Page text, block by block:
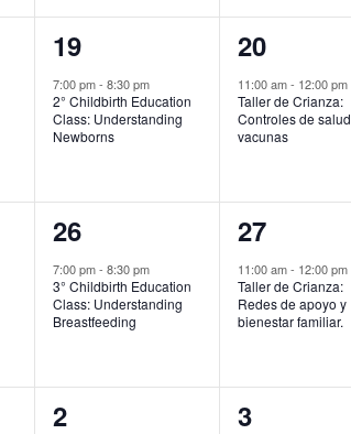
1
evento,
19
7:00 pm- 8:30 pm
2° Childbirth Education
Class: Understanding
Newborns
1
evento,
20
11:00 am- 12:00 pm
Taller de Crianza:
Controles de salud
vacunas
1
evento,
26
7:00 pm- 8:30 pm
3° Childbirth Education
Class: Understanding
Breastfeeding
1
evento,
27
11:00 am- 12:00 pm
Taller de Crianza:
Redes de apoyo y
bienestar familiar.
1
2
0
3